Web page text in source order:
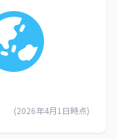
(2026年4月1日時点)